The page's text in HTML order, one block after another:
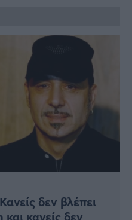
δεν βλέπει